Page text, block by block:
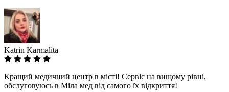
Katrin Karmalita
Кращий медичний центр в місті! Сервіс на вищому рівні,
обслуговуюсь в Міла мед від самого їх відкриття!